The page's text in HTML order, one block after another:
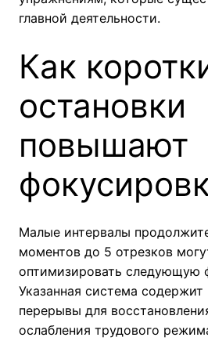
главной деятельности.
Как
остановки
повышают
Малые интервалы
моментов до 5 отрезков
оптимизировать следующую
Указанная система
перерывы для
ослабления трудового